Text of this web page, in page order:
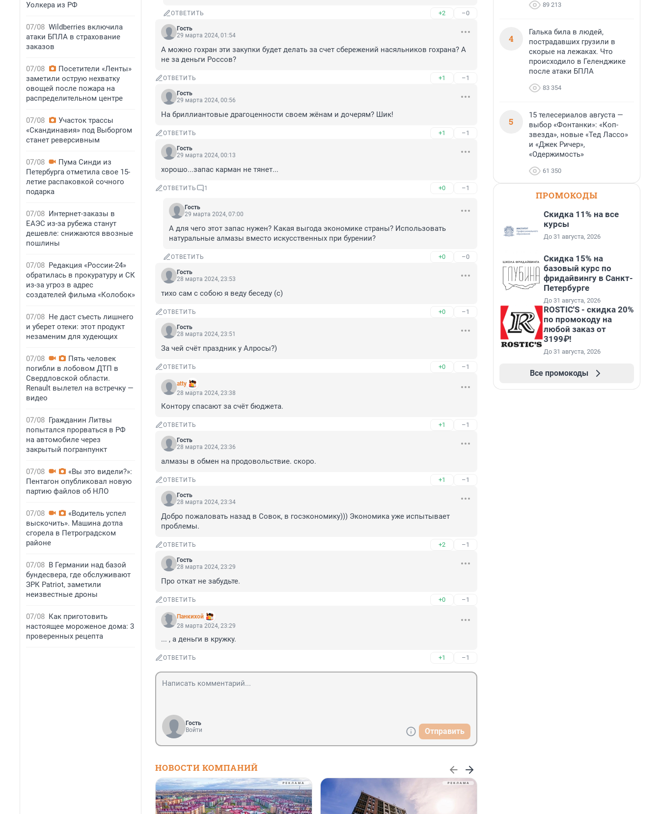
Уолкера из РФ
07/08 Wildberries включила
атаки БПЛА в страхование
заказов
07/08
Посетители «Ленты»
заметили острую нехватку
овощей после пожара на
распределительном центре
07/08
Участок трассы
«Скандинавия» под Выборгом
станет реверсивным
07/08
Пума Синди из
Петербурга отметила свое 15-
летие распаковкой сочного
подарка
07/08 Интернет-заказы в
ЕАЭС из-за рубежа станут
дешевле: снижаются ввозные
пошлины
07/08 Редакция «России-24»
обратилась в прокуратуру и СК
из-за угроз в адрес
создателей фильма «Колобок»
07/08 Не даст съесть лишнего
и уберет отеки: этот продукт
незаменим для худеющих
07/08
Пять человек
погибли в лобовом ДТП в
Свердловской области.
Renault вылетел на встречку —
видео
07/08 Гражданин Литвы
попытался прорваться в РФ
на автомобиле через
закрытый погранпункт
07/08
«Вы это видели?»:
Пентагон опубликовал новую
партию файлов об НЛО
07/08
«Водитель успел
выскочить». Машина дотла
сгорела в Петроградском
районе
07/08 В Германии над базой
бундесвера, где обслуживают
ЗРК Patriot, заметили
неизвестные дроны
07/08 Как приготовить
настоящее мороженое дома: 3
проверенных рецепта
ОТВЕТИТЬ +2 –0
Гость
29 марта 2024, 01:54
А можно гохран эти закупки будет делать за счет сбережений насяльников гохрана? А
не за деньги Россов?
ОТВЕТИТЬ +1 –1
Гость
29 марта 2024, 00:56
На бриллиантовые драгоценности своем жёнам и дочерям? Шик!
ОТВЕТИТЬ +1 –1
Гость
29 марта 2024, 00:13
хорошо...запас карман не тянет...
ОТВЕТИТЬ 1 +0 –1
Гость
29 марта 2024, 07:00
А для чего этот запас нужен? Какая выгода экономике страны? Использовать
натуральные алмазы вместо искусственных при бурении?
ОТВЕТИТЬ +0 –0
Гость
28 марта 2024, 23:53
тихо сам с собою я веду беседу (с)
ОТВЕТИТЬ +0 –1
Гость
28 марта 2024, 23:51
За чей счёт праздник у Алросы?)
ОТВЕТИТЬ +0 –1
atty
28 марта 2024, 23:38
Контору спасают за счёт бюджета.
ОТВЕТИТЬ +1 –1
Гость
28 марта 2024, 23:36
алмазы в обмен на продовольствие. скоро.
ОТВЕТИТЬ +1 –1
Гость
28 марта 2024, 23:34
Добро пожаловать назад в Совок, в госэкономику))) Экономика уже испытывает
проблемы.
ОТВЕТИТЬ +2 –1
Гость
28 марта 2024, 23:29
Про откат не забудьте.
ОТВЕТИТЬ +0 –1
Панкихой
28 марта 2024, 23:29
... , а деньги в кружку.
ОТВЕТИТЬ +1 –1
Гость
Войти
Отправить
НОВОСТИ КОМПАНИЙ
89 213
4
Галька била в людей,
пострадавших грузили в
скорые на лежаках. Что
происходило в Геленджике
после атаки БПЛА
83 354
5
15 телесериалов августа —
выбор «Фонтанки»: «Коп-
звезда», новые «Тед Лассо»
и «Джек Ричер»,
«Одержимость»
61 350
ПРОМОКОДЫ
Скидка 11% на все
курсы
До 31 августа, 2026
Скидка 15% на
базовый курс по
фридайвингу в Санкт-
Петербурге
До 31 августа, 2026
ROSTIC'S - скидка 20%
по промокоду на
любой заказ от
3199₽!
До 31 августа, 2026
Все промокоды